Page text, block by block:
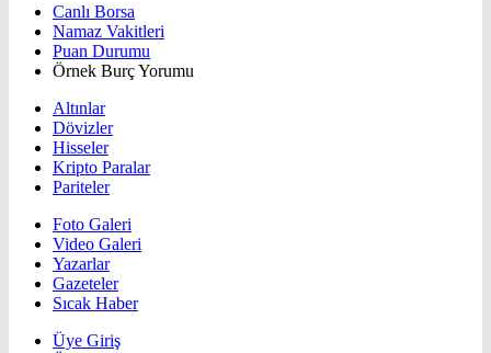
Canlı Borsa
Namaz Vakitleri
Puan Durumu
Örnek Burç Yorumu
Altınlar
Dövizler
Hisseler
Kripto Paralar
Pariteler
Foto Galeri
Video Galeri
Yazarlar
Gazeteler
Sıcak Haber
Üye Giriş